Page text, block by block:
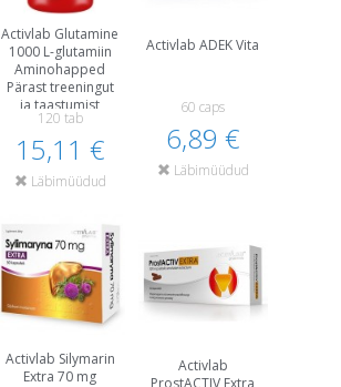
Activlab Glutamine
1000 L-glutamiin
Aminohapped
Pärast treeningut
ja taastumist
120 tab
15,11 €
Läbimüüdud
Activlab ADEK Vita
60 caps
6,89 €
Läbimüüdud
Activlab Silymarin
Extra 70 mg
Activlab
ProstACTIV Extra